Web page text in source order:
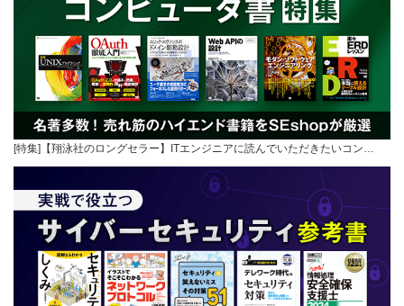
[特集]【翔泳社のロングセラー】ITエンジニアに読んでいただきたいコン…